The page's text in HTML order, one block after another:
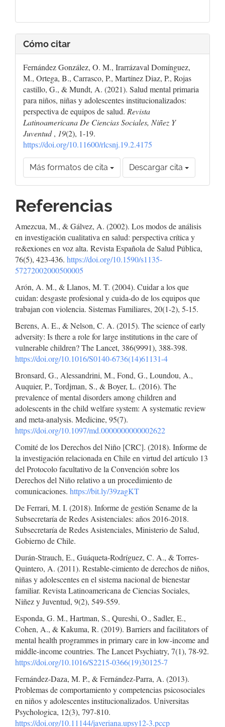
Cómo citar
Fernández González, O. M., Irarrázaval Domínguez,
M., Ortega, B., Carrasco, P., Martínez Diaz, P., Rojas
castillo, G., & Mundt, A. (2021). Salud mental primaria
para niños, niñas y adolescentes institucionalizados:
perspectiva de equipos de salud. Revista
Latinoamericana De Ciencias Sociales, Niñez Y
Juventud, 19(2), 1-19.
https://doi.org/10.11600/rlcsnj.19.2.4175
Más formatos de cita Descargar cita
Referencias
Amezcua, M., & Gálvez, A. (2002). Los modos de análisis
en investigación cualitativa en salud: perspectiva crítica y
re&exiones en voz alta. Revista Española de Salud Pública,
76(5), 423-436. https://doi.org/10.1590/s1135-
57272002000500005
Arón, A. M., & Llanos, M. T. (2004). Cuidar a los que
cuidan: desgaste profesional y cuida-do de los equipos que
trabajan con violencia. Sistemas Familiares, 20(1-2), 5-15.
Berens, A. E., & Nelson, C. A. (2015). The science of early
adversity: Is there a role for large institutions in the care of
vulnerable children? The Lancet, 386(9991), 388-398.
https://doi.org/10.1016/S0140-6736(14)61131-4
Bronsard, G., Alessandrini, M., Fond, G., Loundou, A.,
Auquier, P., Tordjman, S., & Boyer, L. (2016). The
prevalence of mental disorders among children and
adolescents in the child welfare system: A systematic review
and meta-analysis. Medicine, 95(7).
https://doi.org/10.1097/md.0000000000002622
Comité de los Derechos del Niño [CRC]. (2018). Informe de
la investigación relacionada en Chile en virtud del artículo 13
del Protocolo facultativo de la Convención sobre los
Derechos del Niño relativo a un procedimiento de
comunicaciones. https://bit.ly/39zagKT
De Ferrari, M. I. (2018). Informe de gestión Sename de la
Subsecretaría de Redes Asistenciales: años 2016-2018.
Subsecretaría de Redes Asistenciales, Ministerio de Salud,
Gobierno de Chile.
Durán-Strauch, E., Guáqueta-Rodríguez, C. A., & Torres-
Quintero, A. (2011). Restable-cimiento de derechos de niños,
niñas y adolescentes en el sistema nacional de bienestar
familiar. Revista Latinoamericana de Ciencias Sociales,
Niñez y Juventud, 9(2), 549-559.
Esponda, G. M., Hartman, S., Qureshi, O., Sadler, E.,
Cohen, A., & Kakuma, R. (2019). Barriers and facilitators of
mental health programmes in primary care in low-income and
middle-income countries. The Lancet Psychiatry, 7(1), 78-92.
https://doi.org/10.1016/S2215-0366(19)30125-7
Fernández-Daza, M. P., & Fernández-Parra, A. (2013).
Problemas de comportamiento y competencias psicosociales
en niños y adolescentes institucionalizados. Universitas
Psychologica, 12(3), 797-810.
https://doi.org/10.11144/javeriana.upsy12-3.pccp